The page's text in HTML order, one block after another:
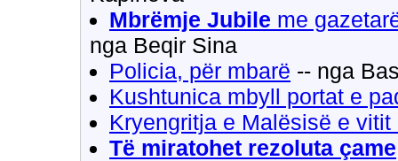
Mbrëmje Jubile me
nga Beqir Sina
Policia, për mbarë -- nga
Kushtunica mbyll portat e
Kryengritja e Malësisë e vitit
Të miratohet rezoluta çame